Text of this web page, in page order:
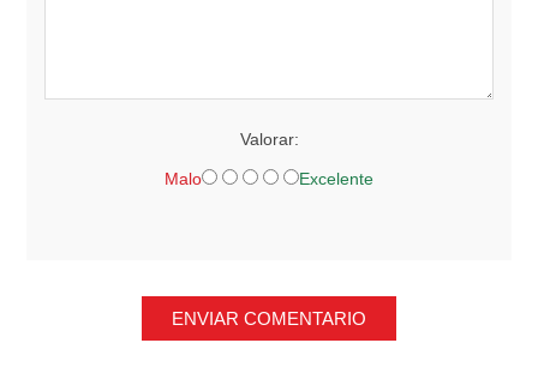
Valorar:
Malo Excelente
ENVIAR COMENTARIO